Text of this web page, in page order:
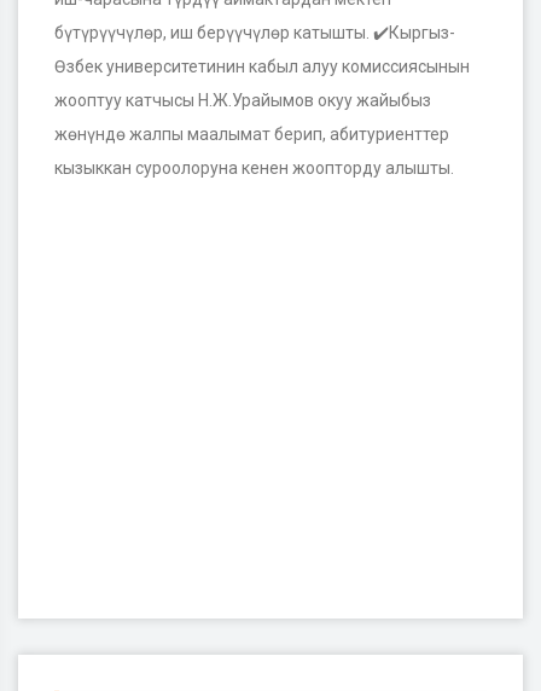
бүтүрүүчүлөр, иш берүүчүлөр катышты. ✔️Кыргыз-
Өзбек университетинин кабыл алуу комиссиясынын
жооптуу катчысы Н.Ж.Урайымов окуу жайыбыз
жөнүндө жалпы маалымат берип, абитуриенттер
кызыккан суроолоруна кенен жоопторду алышты.